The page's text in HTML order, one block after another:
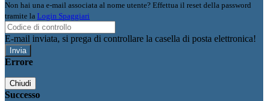
Non hai una e-mail associata al nome utente? Effettua il reset della password
tramite la Login Spaggiari
E-mail inviata, si prega di controllare la casella di posta elettronica!
Errore
Chiudi
Successo